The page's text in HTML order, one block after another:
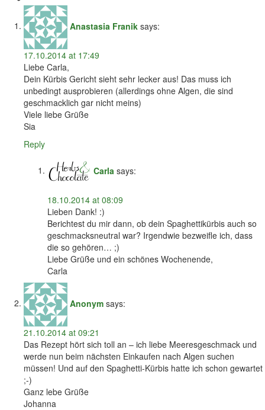
Anastasia Franik says:
17.10.2014 at 17:49
Liebe Carla,
Dein Kürbis Gericht sieht sehr lecker aus! Das muss ich
unbedingt ausprobieren (allerdings ohne Algen, die sind
geschmacklich gar nicht meins)
Viele liebe Grüße
Sia
Reply
Carla says:
18.10.2014 at 08:09
Lieben Dank! :)
Berichtest du mir dann, ob dein Spaghettikürbis auch so
geschmacksneutral war? Irgendwie bezweifle ich, dass
die so gehören… ;)
Liebe Grüße und ein schönes Wochenende,
Carla
Anonym says:
21.10.2014 at 09:21
Das Rezept hört sich toll an – ich liebe Meeresgeschmack und
werde nun beim nächsten Einkaufen nach Algen suchen
müssen! Und auf den Spaghetti-Kürbis hatte ich schon gewartet
;-)
Ganz lebe Grüße
Johanna